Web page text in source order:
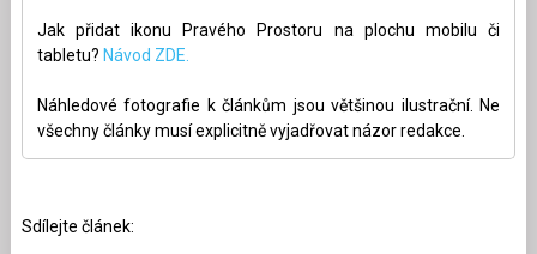
Jak přidat ikonu Pravého Prostoru na plochu mobilu či
tabletu? Návod ZDE.
Náhledové fotografie k článkům jsou většinou ilustrační. Ne
všechny články musí explicitně vyjadřovat názor redakce.
Sdílejte článek: